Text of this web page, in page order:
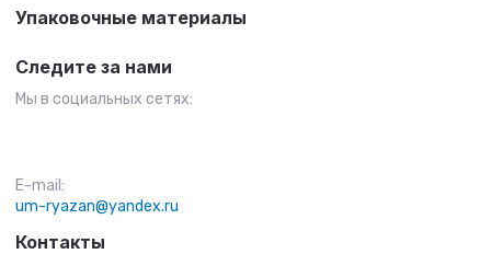
Упаковочные материалы
Следите за нами
Мы в социальных сетях:
E-mail:
um-ryazan@yandex.ru
Контакты